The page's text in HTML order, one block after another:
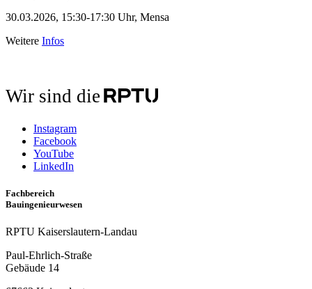
30.03.2026, 15:30-17:30 Uhr, Mensa
Weitere Infos
Wir sind die
Instagram
Facebook
YouTube
LinkedIn
Fachbereich
Bauingenieurwesen
RPTU Kaiserslautern-Landau
Paul-Ehrlich-Straße
Gebäude 14